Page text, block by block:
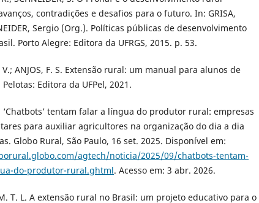
contradições e desafios para o futuro. In: GRISA,
Sergio (Org.). Políticas públicas de desenvolvimento
Porto Alegre: Editora da UFRGS, 2015. p. 53.
V.; ANJOS, F. S. Extensão rural: um manual para alunos de
Editora da UFPel, 2021.
‘Chatbots’ tentam falar a língua do produtor rural: empresas
para auxiliar agricultores na organização do dia a dia
Globo Rural, São Paulo, 16 set. 2025. Disponível em:
agtech/noticia/2025/09/chatbots-tentam-
do-produtor-rural.ghtml. Acesso em: 3 abr. 2026.
M. T. L. A extensão rural no Brasil: um projeto educativo para o